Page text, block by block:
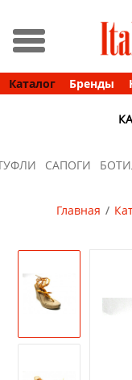
Каталог Бренды
САПОГИ
Главная